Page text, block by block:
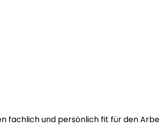
fachlich und persönlich fit für den